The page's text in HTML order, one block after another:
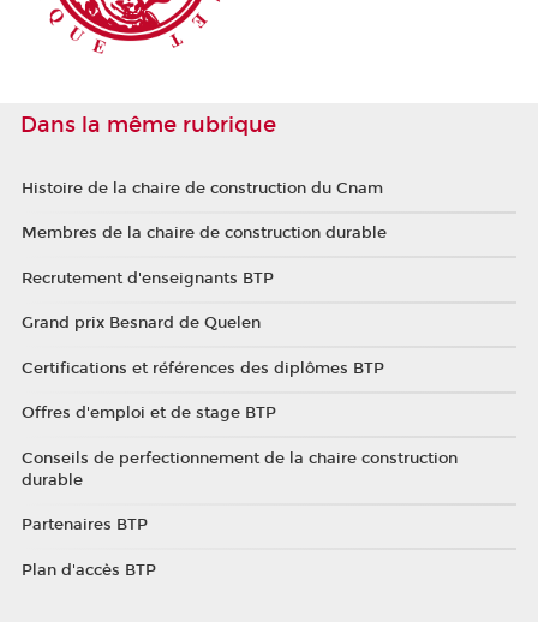
Dans la même rubrique
Histoire de la chaire de construction du Cnam
Membres de la chaire de construction durable
Recrutement d'enseignants BTP
Grand prix Besnard de Quelen
Certifications et références des diplômes BTP
Offres d'emploi et de stage BTP
Conseils de perfectionnement de la chaire construction
durable
Partenaires BTP
Plan d'accès BTP